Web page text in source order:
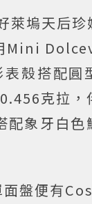
塢天后珍
Mini
殼搭配圓
克拉，
配象牙白色
盤便有